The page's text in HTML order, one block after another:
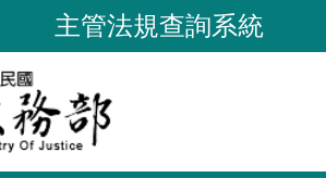
主管法規查詢系統